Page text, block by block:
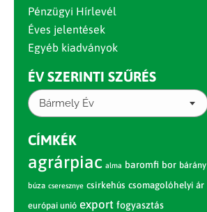
Pénzügyi Hírlevél
Éves jelentések
Egyéb kiadványok
ÉV SZERINTI SZŰRÉS
Bármely Év
CÍMKÉK
agrárpiac alma baromfi bor bárány
búza cseresznye csirkehús csomagolóhelyi ár
európai unió export fogyasztás